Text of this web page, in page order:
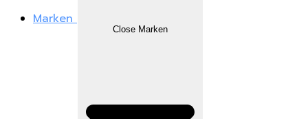
Marken
Close Marken